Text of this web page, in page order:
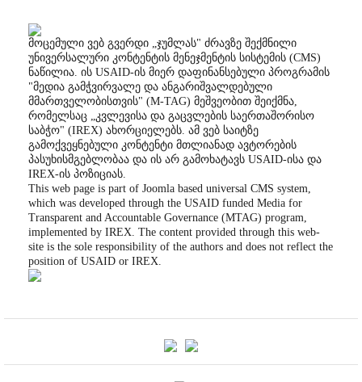
მოცემული ვებ გვერდი „ჯუმლას" ძრავზე შექმნილი
უნივერსალური კონტენტის მენეჯმენტის სისტემის (CMS)
ნაწილია. ის USAID-ის მიერ დაფინანსებული პროგრამის
"მედია გამჭვირვალე და ანგარიშვალდებული
მმართველობისთვის" (M-TAG) მეშვეობით შეიქმნა,
რომელსაც „კვლევისა და გაცვლების საერთაშორისო
საბჭო" (IREX) ახორციელებს. ამ ვებ საიტზე
გამოქვეყნებული კონტენტი მთლიანად ავტორების
პასუხისმგებლობაა და ის არ გამოხატავს USAID-ისა და
IREX-ის პოზიციას.
This web page is part of Joomla based universal CMS system,
which was developed through the USAID funded Media for
Transparent and Accountable Governance (MTAG) program,
implemented by IREX. The content provided through this web-
site is the sole responsibility of the authors and does not reflect the
position of USAID or IREX.